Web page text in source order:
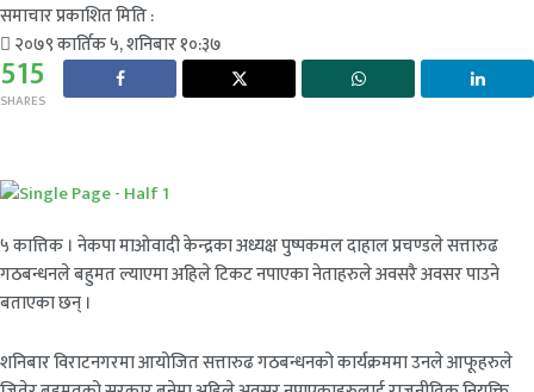
समाचार प्रकाशित मिति :
२०७९ कार्तिक ५, शनिबार १०:३७
515
SHARES
५ कात्तिक । नेकपा माओवादी केन्द्रका अध्यक्ष पुष्पकमल दाहाल प्रचण्डले सत्तारुढ
गठबन्धनले बहुमत ल्याएमा अहिले टिकट नपाएका नेताहरुले अवसरै अवसर पाउने
बताएका छन् ।
शनिबार विराटनगरमा आयोजित सत्तारुढ गठबन्धनको कार्यक्रममा उनले आफूहरुले